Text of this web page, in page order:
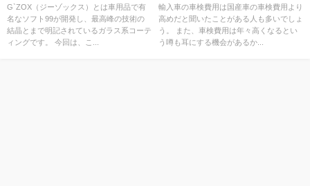
紹介！
G`ZOX（ジーゾックス）とは車用品で有
名なソフト99が開発し、最高峰の技術の
結晶とまで明記されているガラス系コーテ
ィングです。 今回は、こ...
る方法まとめ
輸入車の車検費用は国産車の車検費用より
高めだと聞いたことがある人も多いでしょ
う。 また、車検費用は年々高くなるとい
う噂も耳にする機会があるか...